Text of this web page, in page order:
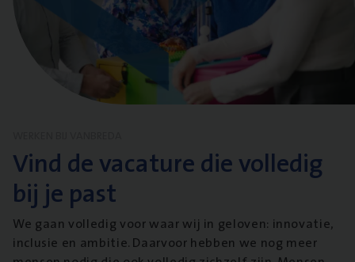
Vind de vacature die volledig
bij je past
We gaan volledig voor waar wij in geloven: innovatie,
inclusie en ambitie. Daarvoor hebben we nog meer